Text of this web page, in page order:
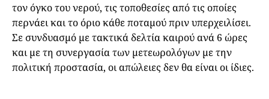
τον όγκο του νερού, τις τοποθεσίες από τις οποίες
περνάει και το όριο κάθε ποταμού πριν υπερχειλίσει.
Σε συνδυασμό με τακτικά δελτία καιρού ανά 6 ώρες
και με τη συνεργασία των μετεωρολόγων με την
πολιτική προστασία, οι απώλειες δεν θα είναι οι ίδιες.